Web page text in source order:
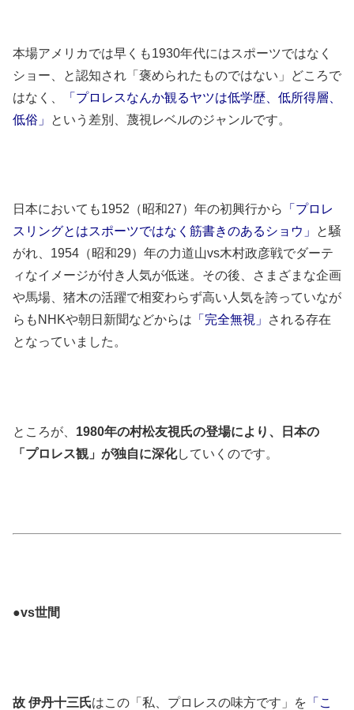
本場アメリカでは早くも1930年代にはスポーツではなく
ショー、と認知され「褒められたものではない」どころで
はなく、
「プロレスなんか観るヤツは低学歴、低所得層、
低俗」
という差別、蔑視レベルのジャンルです。
日本においても1952（昭和27）年の初興行から
「プロレ
スリングとはスポーツではなく筋書きのあるショウ」
と騒
がれ、1954（昭和29）年の力道山vs木村政彦戦でダーテ
ィなイメージが付き人気が低迷。その後、さまざまな企画
や馬場、猪木の活躍で相変わらず高い人気を誇っていなが
らもNHKや朝日新聞などからは 「完全無視」
される存在
となっていました。
ところが、 1980年の村松友視氏の登場により、日本の
「プロレス観」が独自に深化していくのです。
●vs世間
故 伊丹十三氏はこの「私、プロレスの味方です」を 「こ